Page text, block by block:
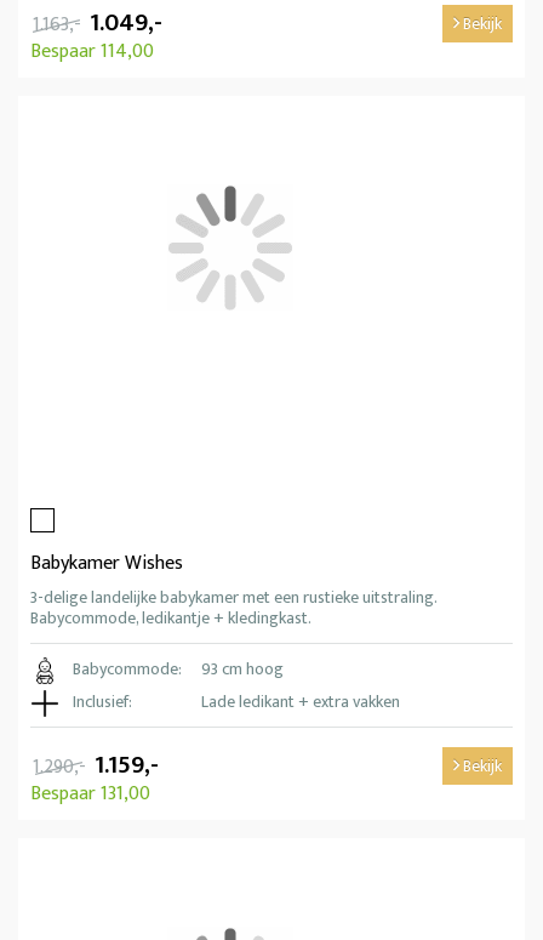
1.163,- 1.049,-
Bespaar 114,00
Bekijk
Babykamer Wishes
3-delige landelijke babykamer met een rustieke uitstraling.
Babycommode, ledikantje + kledingkast.
Babycommode:
93 cm hoog
Inclusief:
Lade ledikant + extra vakken
1.290,- 1.159,-
Bespaar 131,00
Bekijk